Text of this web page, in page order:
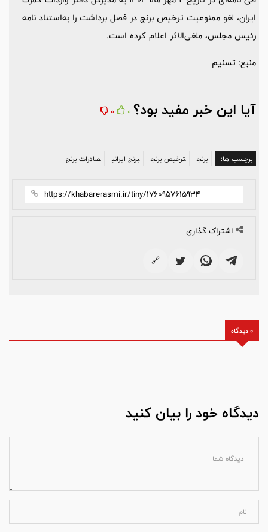
ایران، لغو ممنوعیت ترخیص برنج در فصل برداشت را به‌استناد نامه
رئیس مجلس، ملغی‌الاثر اعلام کرده است.
منبع: تسنیم
آیا این خبر مفید بود؟ 0
0
برچسب ها: برنج ترخیص برنج برنج ایرانی صادرات برنج
اشتراک گذاری
🔗
0 دیدگاه
دیدگاه خود را بیان کنید